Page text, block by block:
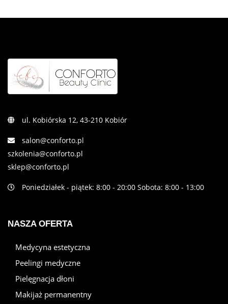
ul. Kobiórska 12, 43-210 Kobiór
salon@conforto.pl
szkolenia@conforto.pl
sklep@conforto.pl
Poniedziałek - piątek: 8:00 - 20:00 Sobota: 8:00 - 13:00
NASZA OFERTA
Medycyna estetyczna
Peelingi medyczne
Pielęgnacja dłoni
Makijaż permanentny